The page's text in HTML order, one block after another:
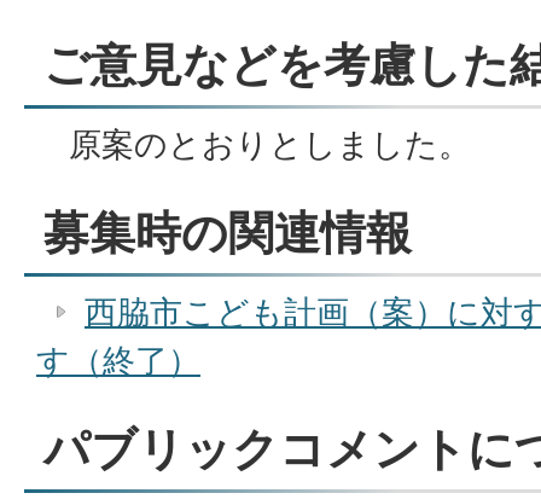
ご意見などを考慮した
原案のとおりとしました。
募集時の関連情報
西脇市こども計画（案）に対
す（終了）
パブリックコメントに